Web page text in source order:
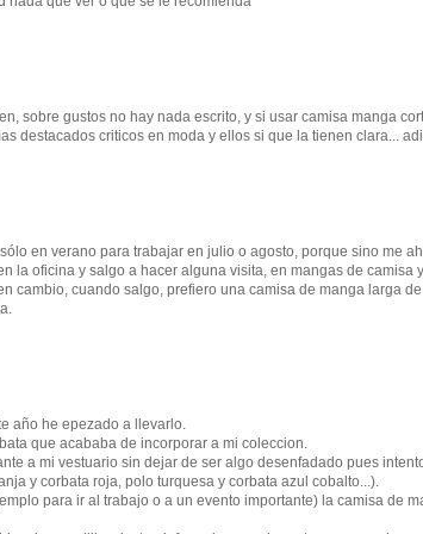
sobre gustos no hay nada escrito, y si usar camisa manga
destacados criticos en moda y ellos si que la tienen clara...
en verano para trabajar en julio o agosto, porque sino me
la oficina y salgo a hacer alguna visita, en mangas de camisa
cambio, cuando salgo, prefiero una camisa de manga larga de
año he epezado a llevarlo.
que acababa de incorporar a mi coleccion.
a mi vestuario sin dejar de ser algo desenfadado pues
y corbata roja, polo turquesa y corbata azul cobalto...).
para ir al trabajo o a un evento importante) la camisa de